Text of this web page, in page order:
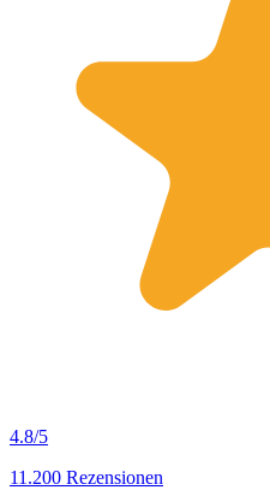
4.8/5
11.200 Rezensionen